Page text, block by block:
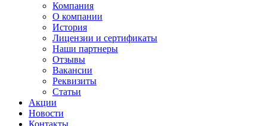
Компания
О компании
История
Лицензии и сертификаты
Наши партнеры
Отзывы
Вакансии
Реквизиты
Статьи
Акции
Новости
Контакты